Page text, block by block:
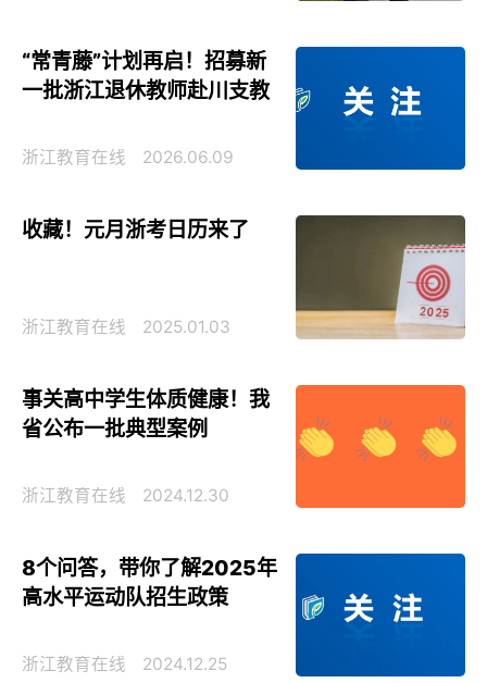
“常青藤”计划再启！招募新
一批浙江退休教师赴川支教
浙江教育在线 2026.06.09
收藏！元月浙考日历来了
浙江教育在线 2025.01.03
事关高中学生体质健康！我
省公布一批典型案例
浙江教育在线 2024.12.30
8个问答，带你了解2025年
高水平运动队招生政策
浙江教育在线 2024.12.25